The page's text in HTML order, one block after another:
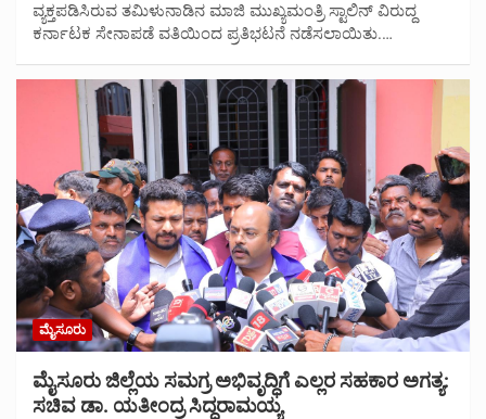
ವ್ಯಕ್ತಪಡಿಸಿರುವ ತಮಿಳುನಾಡಿನ ಮಾಜಿ ಮುಖ್ಯಮಂತ್ರಿ ಸ್ಟಾಲಿನ್ ವಿರುದ್ದ
ಕರ್ನಾಟಕ ಸೇನಾಪಡೆ ವತಿಯಿಂದ ಪ್ರತಿಭಟನೆ ನಡೆಸಲಾಯಿತು.…
ಮೈಸೂರು
ಮೈಸೂರು ಜಿಲ್ಲೆಯ ಸಮಗ್ರ ಅಭಿವೃದ್ಧಿಗೆ ಎಲ್ಲರ ಸಹಕಾರ ಅಗತ್ಯ:
ಸಚಿವ ಡಾ. ಯತೀಂದ್ರ ಸಿದ್ದರಾಮಯ್ಯ